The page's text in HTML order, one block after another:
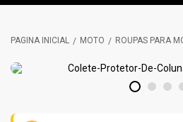
MOTO ROUPAS PARA
1 2 3